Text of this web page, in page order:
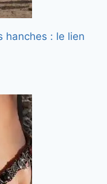
hanches : le lien